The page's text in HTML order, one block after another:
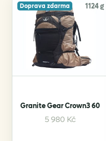
variants.
The
options
may
be
chosen
on
product
Doprava zdarma 1124 g
Granite Gear Crown3 60
5 980 Kč
This